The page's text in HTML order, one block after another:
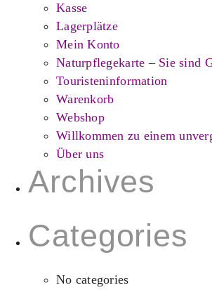
Kasse
Lagerplätze
Mein Konto
Naturpflegekarte – Sie sind
Touristeninformation
Warenkorb
Webshop
Willkommen zu einem
Über uns
Archives
Categories
No categories